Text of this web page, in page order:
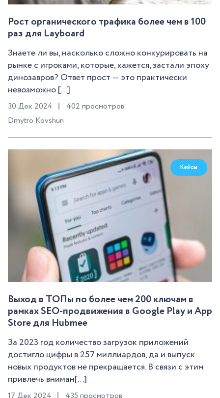
Рост органического трафика более чем в 100
раз для Layboard
Знаете ли вы, насколько сложно конкурировать на
рынке с игроками, которые, кажется, застали эпоху
динозавров? Ответ прост — это практически
невозможно [...]
30 Дек 2024
402 просмотров
Dmytro Kovshun
Кейсы
Выход в ТОПы по более чем 200 ключам в
рамках SEO-продвижения в Google Play и App
Store для Hubmee
За 2023 год количество загрузок приложений
достигло цифры в 257 миллиардов, да и выпуск
новых продуктов не прекращается. В связи с этим
привлечь вниман[...]